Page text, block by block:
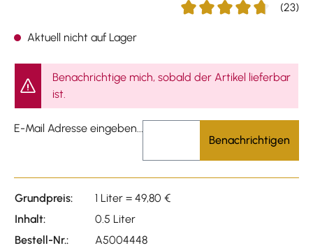
(23)
Aktuell nicht auf Lager
Benachrichtige mich, sobald der Artikel lieferbar
ist.
E-Mail Adresse eingeben...
Benachrichtigen
Grundpreis:
1 Liter = 49,80 €
Inhalt:
0.5 Liter
Bestell-Nr.:
A5004448